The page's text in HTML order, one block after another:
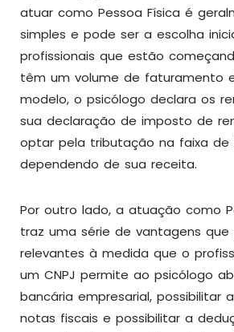
atuar como Pessoa Física é
simples e pode ser a escolha
profissionais que estão
têm um volume de faturamento
modelo, o psicólogo declara os
sua declaração de imposto de
optar pela tributação na faixa de
dependendo de sua receita.
Por outro lado, a atuação como
traz uma série de vantagens
relevantes à medida que o
um CNPJ permite ao psicólogo
bancária empresarial, possibilitar
notas fiscais e possibilitar a